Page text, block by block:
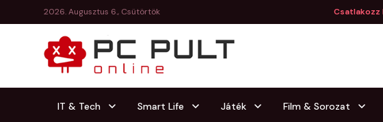
2026. Augusztus 6., Csütörtök Csatlakozz
IT & Tech Smart Life Játék Film & Sorozat